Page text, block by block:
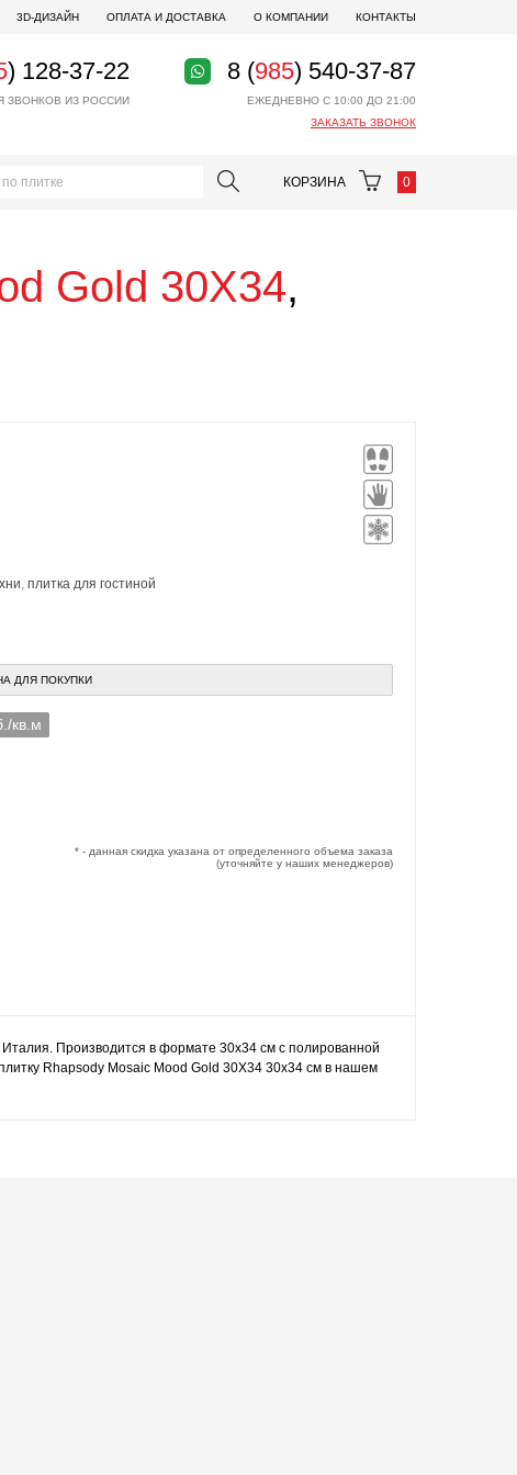
3D-ДИЗАЙН ОПЛАТА И ДОСТАВКА О КОМПАНИИ КОНТАКТЫ
) 128-37-22
ЗВОНКОВ ИЗ РОССИИ
8 (985) 540-37-87
ЕЖЕДНЕВНО С 10:00 ДО 21:00
ЗАКАЗАТЬ ЗВОНОК
КОРЗИНА 0
Gold 30X34,
, плитка для гостиной
ДЛЯ ПОКУПКИ
кв.м
* - данная скидка указана от определенного объема заказа
(уточняйте у наших менеджеров)
Производится в формате 30x34 см с полированной
Rhapsody Mosaic Mood Gold 30X34 30x34 см в нашем